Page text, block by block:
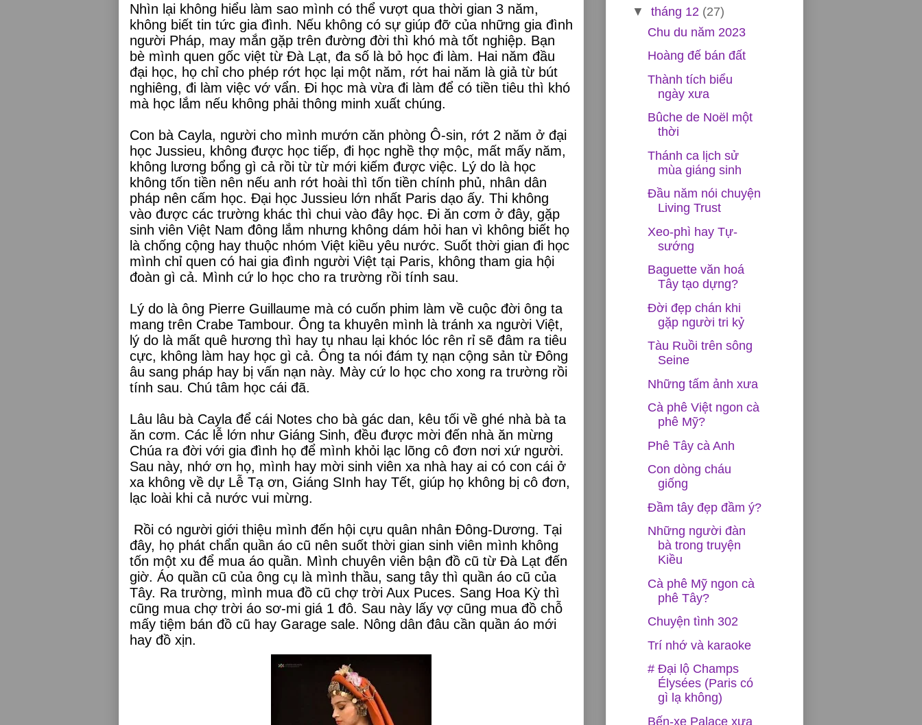
Nhìn lại không hiểu làm sao mình có thể vượt qua thời gian 3 năm,
không biết tin tức gia đình. Nếu không có sự giúp đỡ của những gia đình
người Pháp, may mắn gặp trên đường đời thì khó mà tốt nghiệp. Bạn
bè mình quen gốc việt từ Đà Lạt, đa số là bỏ học đi làm. Hai năm đầu
đại học, họ chỉ cho phép rớt học lại một năm, rớt hai năm là giả từ bút
nghiêng, đi làm việc vớ vẩn. Đi học mà vừa đi làm để có tiền tiêu thì khó
mà học lắm nếu không phải thông minh xuất chúng.
Con bà Cayla, người cho mình mướn căn phòng Ô-sin, rớt 2 năm ở đại
học Jussieu, không được học tiếp, đi học nghề thợ mộc, mất mấy năm,
không lương bổng gì cả rồi từ từ mới kiếm được việc. Lý do là học
không tốn tiền nên nếu anh rớt hoài thì tốn tiền chính phủ, nhân dân
pháp nên cấm học. Đại học Jussieu lớn nhất Paris dạo ấy. Thi không
vào được các trường khác thì chui vào đây học. Đi ăn cơm ở đây, gặp
sinh viên Việt Nam đông lắm nhưng không dám hỏi han vì không biết họ
là chống cộng hay thuộc nhóm Việt kiều yêu nước. Suốt thời gian đi học
mình chỉ quen có hai gia đình người Việt tại Paris, không tham gia hội
đoàn gì cả. Mình cứ lo học cho ra trường rồi tính sau.
Lý do là ông Pierre Guillaume mà có cuốn phim làm về cuộc đời ông ta
mang trên Crabe Tambour. Ông ta khuyên mình là tránh xa người Việt,
lý do là mất quê hương thì hay tụ nhau lại khóc lóc rên rỉ sẽ đâm ra tiêu
cực, không làm hay học gì cả. Ông ta nói đám tỵ nạn cộng sản từ Đông
âu sang pháp hay bị vấn nạn này. Mày cứ lo học cho xong ra trường rồi
tính sau. Chú tâm học cái đã.
Lâu lâu bà Cayla để cái Notes cho bà gác dan, kêu tối về ghé nhà bà ta
ăn cơm. Các lễ lớn như Giáng Sinh, đều được mời đến nhà ăn mừng
Chúa ra đời với gia đình họ để mình khỏi lạc lõng cô đơn nơi xứ người.
Sau này, nhớ ơn họ, mình hay mời sinh viên xa nhà hay ai có con cái ở
xa không về dự Lễ Tạ ơn, Giáng SInh hay Tết, giúp họ không bị cô đơn,
lạc loài khi cả nước vui mừng.
Rồi có người giới thiệu mình đến hội cựu quân nhân Đông-Dương. Tại
đây, họ phát chẩn quần áo cũ nên suốt thời gian sinh viên mình không
tốn một xu để mua áo quần. Mình chuyên viên bận đồ cũ từ Đà Lạt đến
giờ. Áo quần cũ của ông cụ là mình thầu, sang tây thì quần áo cũ của
Tây. Ra trường, mình mua đồ cũ chợ trời Aux Puces. Sang Hoa Kỳ thì
cũng mua chợ trời áo sơ-mi giá 1 đô. Sau này lấy vợ cũng mua đồ chỗ
mấy tiệm bán đồ cũ hay Garage sale. Nông dân đâu cần quần áo mới
hay đồ xịn.
▼ tháng 12 (27)
Chu du năm 2023
Hoàng đế bán đất
Thành tích biểu
ngày xưa
Bûche de Noël một
thời
Thánh ca lịch sử
mùa giáng sinh
Đầu năm nói chuyện
Living Trust
Xeo-phì hay Tự-
sướng
Baguette văn hoá
Tây tạo dựng?
Đời đẹp chán khi
gặp người tri kỷ
Tàu Ruồi trên sông
Seine
Những tấm ảnh xưa
Cà phê Việt ngon cà
phê Mỹ?
Phê Tây cà Anh
Con dòng cháu
giống
Đầm tây đẹp đầm ý?
Những người đàn
bà trong truyện
Kiều
Cà phê Mỹ ngon cà
phê Tây?
Chuyện tình 302
Trí nhớ và karaoke
# Đại lộ Champs
Élysées (Paris có
gì lạ không)
Bến-xe Palace xưa